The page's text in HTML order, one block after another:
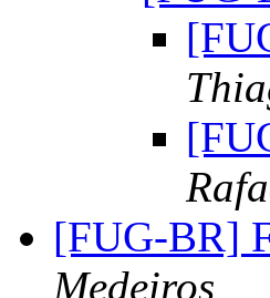
[FUG-BR]
Medeiros